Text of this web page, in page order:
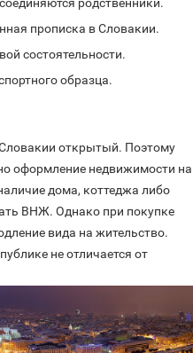
родственники.
прописка в Словакии.
состоятельности.
образца.
открытый. Поэтому
оформление недвижимости на
дома, коттеджа либо
ВНЖ. Однако при покупке
вида на жительство.
не отличается от